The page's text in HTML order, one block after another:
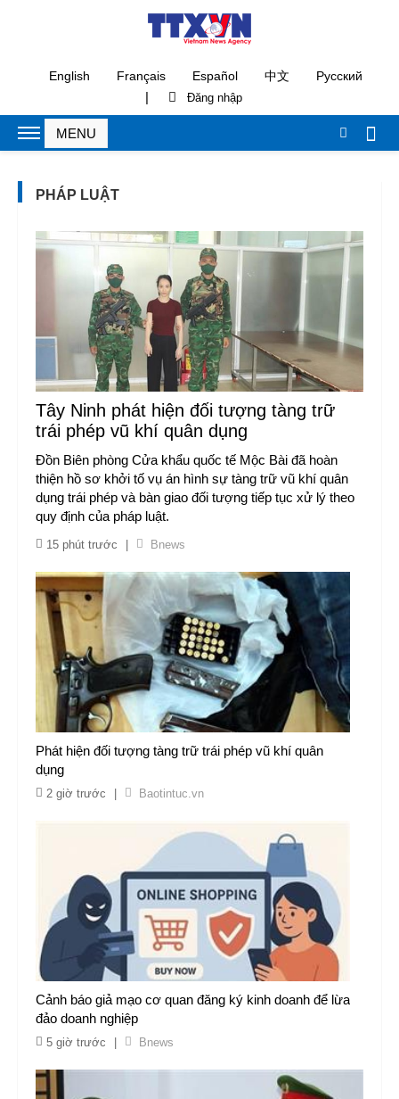
English Français Español 中文 Русский
|
PHÁP LUẬT
Tây Ninh phát hiện đối tượng tàng trữ
trái phép vũ khí quân dụng
Đồn Biên phòng Cửa khẩu quốc tế Mộc Bài đã hoàn
thiện hồ sơ khởi tố vụ án hình sự tàng trữ vũ khí quân
dụng trái phép và bàn giao đối tượng tiếp tục xử lý theo
quy định của pháp luật.
15 phút trước Bnews
Phát hiện đối tượng tàng trữ trái phép vũ khí quân
dụng
2 giờ trước Baotintuc.vn
Cảnh báo giả mạo cơ quan đăng ký kinh doanh để lừa
đảo doanh nghiệp
5 giờ trước Bnews